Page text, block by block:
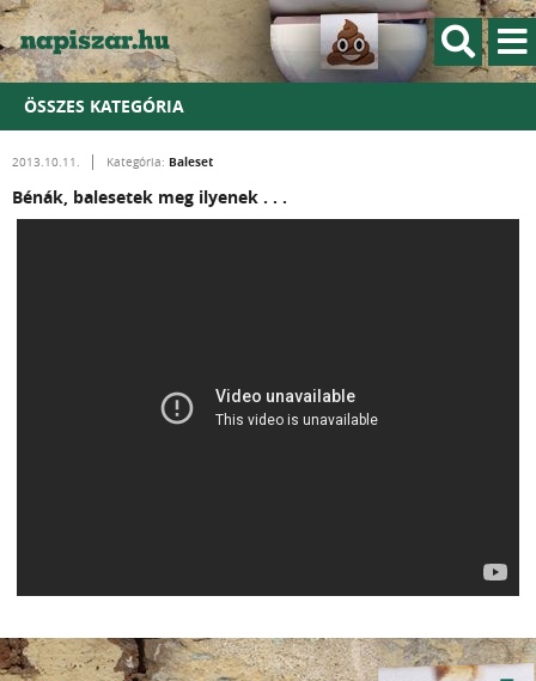
ÖSSZES KATEGÓRIA
2013.10.11. Kategória: Baleset
Bénák, balesetek meg ilyenek . . .